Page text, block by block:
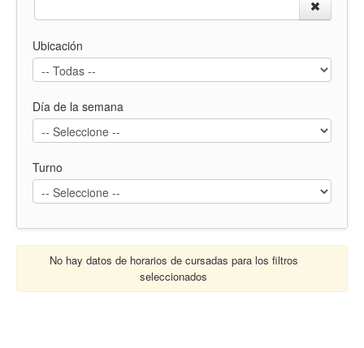
Ubicación
Día de la semana
Turno
No hay datos de horarios de cursadas para los filtros
seleccionados